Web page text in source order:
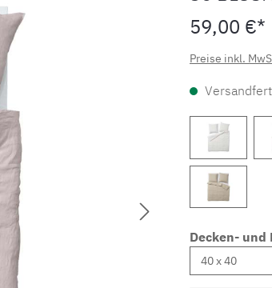
59,00 €*
Preise inkl.
Decken- und